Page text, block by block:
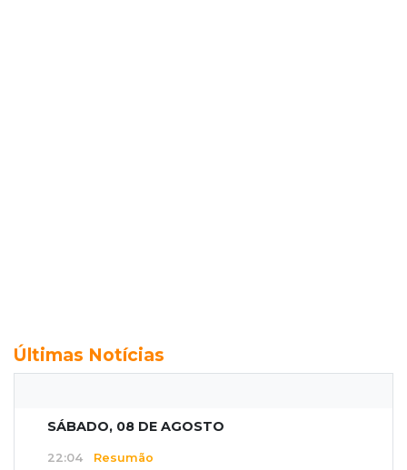
Últimas Notícias
SÁBADO, 08 DE AGOSTO
22:04 Resumão